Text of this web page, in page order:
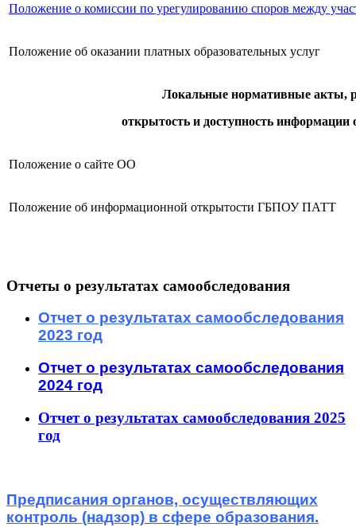
Положение о комиссии по урегулированию споров между
Положение об оказании платных образовательных услуг
Локальные нормативные акты,
открытость и доступность информации
Положение о сайте ОО
Положение об информационной открытости ГБПОУ ПАТТ
Отчеты о результатах самообследования
Отчет о результатах самообследования
2023 год
Отчет о результатах самообследования
2024 год
Отчет о результатах самообследования 2025
год
Предписания органов, осуществляющих
контроль (надзор) в сфере образования.